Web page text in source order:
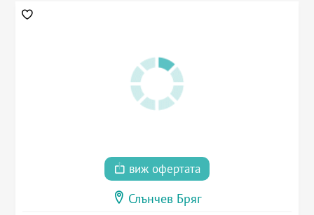
виж офертата
Слънчев Бряг